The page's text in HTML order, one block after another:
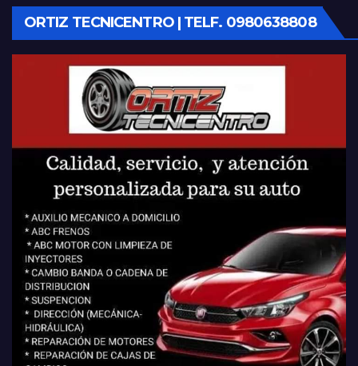
ORTIZ TECNICENTRO | TELF. 0980638808